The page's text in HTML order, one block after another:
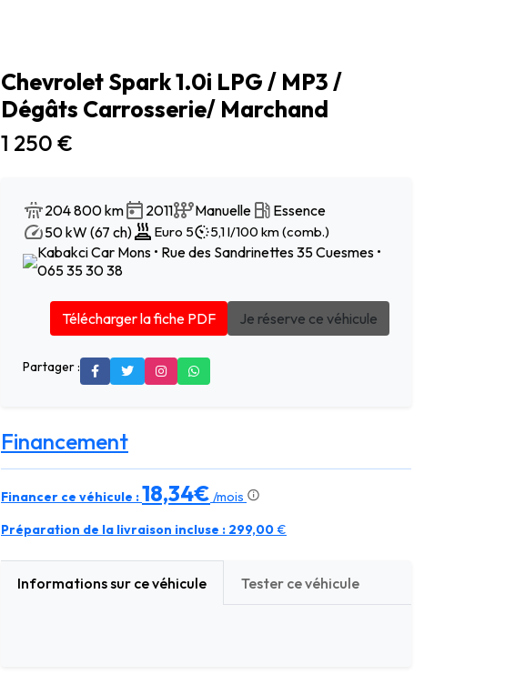
Chevrolet Spark 1.0i LPG / MP3 /
Dégâts Carrosserie/ Marchand
1 250 €
204 800 km 2011 Manuelle
Essence
50 kW (67 ch)
Euro 5 5,1 l/100 km (comb.)
Kabakci Car Mons • Rue des Sandrinettes 35 Cuesmes •
065 35 30 38
Télécharger la fiche PDF Je réserve ce véhicule
Partager :
Financement
Financer ce véhicule :18,34€ /mois
Préparation de la livraison incluse : 299,00€
Informations sur ce véhicule Tester ce véhicule